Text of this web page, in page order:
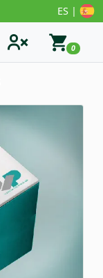
ES |
0